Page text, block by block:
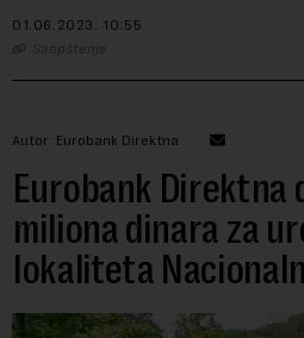
01.06.2023. 10:55
Saopštenje
Autor: Eurobank Direktna
Eurobank Direktna
miliona dinara za
lokaliteta